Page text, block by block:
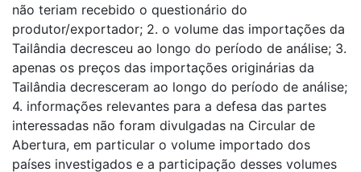
não teriam recebido o questionário do
produtor/exportador; 2. o volume das importações da
Tailândia decresceu ao longo do período de análise; 3.
apenas os preços das importações originárias da
Tailândia decresceram ao longo do período de análise;
4. informações relevantes para a defesa das partes
interessadas não foram divulgadas na Circular de
Abertura, em particular o volume importado dos
países investigados e a participação desses volumes